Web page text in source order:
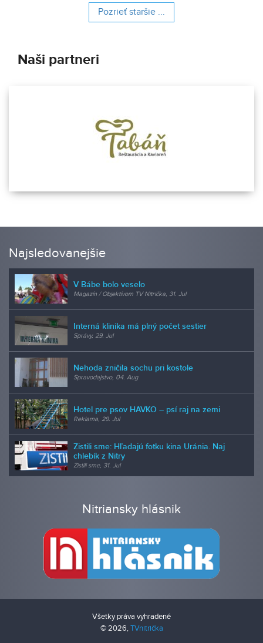
Pozrieť staršie ...
Naši partneri
Najsledovanejšie
V Bábe bolo veselo
Magazín / Objektívom TV Nitrička, 31. Jul
Interná klinika má plný počet sestier
Správy, 29. Jul
Nehoda zničila sochu pri kostole
Spravodajstvo, 04. Aug
Hotel pre psov HAVKO – psí raj na zemi
Reklama, 29. Jul
Zistili sme: Hľadajú fotku kina Uránia. Naj
chlebík z Nitry
Zistili sme, 31. Jul
Nitriansky hlásnik
Všetky práva vyhradené
© 2026,TVnitrička